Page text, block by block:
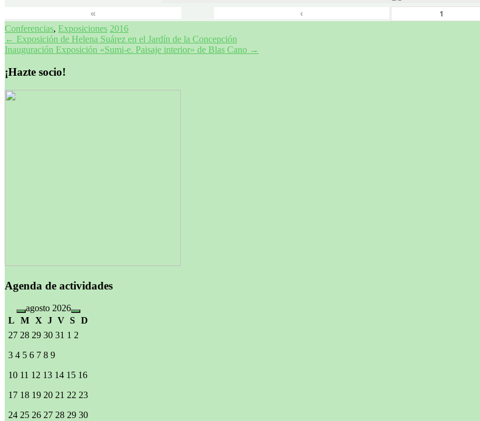
« ‹
Conferencias, Exposiciones 2016
Navegación
de
entradas
← Exposición de Helena Suárez en el Jardín de la Concepción
Inauguración Exposición «Sumi-e. Paisaje interior» de Blas Cano →
¡Hazte socio!
Agenda de actividades
agosto 2026
L
M X J V S D
27 28 29 30 31 1 2
3 4 5 6 7 8 9
10 11 12 13 14 15 16
17 18 19 20 21 22 23
24 25 26 27 28 29 30